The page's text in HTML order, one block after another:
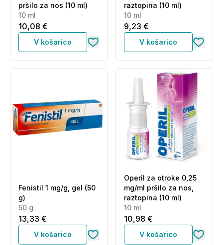
pršilo za nos (10 ml)
10 ml
10,08 €
V košarico
raztopina (10 ml)
10 ml
9,23 €
V košarico
Fenistil 1 mg/g, gel (50
g)
50 g
13,33 €
V košarico
Operil za otroke 0,25
mg/ml pršilo za nos,
raztopina (10 ml)
10 ml
10,98 €
V košarico